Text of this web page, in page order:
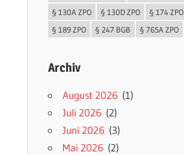
§ 130A ZPO
§ 130D ZPO § 174 ZPO
§ 189 ZPO
§ 247 BGB § 765A ZPO
Archiv
August 2026 (1)
Juli 2026 (2)
Juni 2026 (3)
Mai 2026 (2)